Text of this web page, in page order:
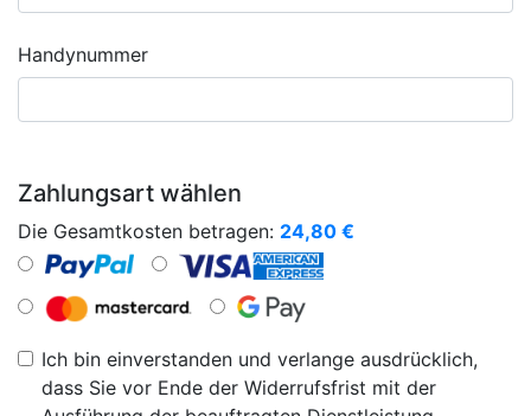
Handynummer
Zahlungsart wählen
Die Gesamtkosten betragen: 24,80 €
Ich bin einverstanden und verlange ausdrücklich,
dass Sie vor Ende der Widerrufsfrist mit der